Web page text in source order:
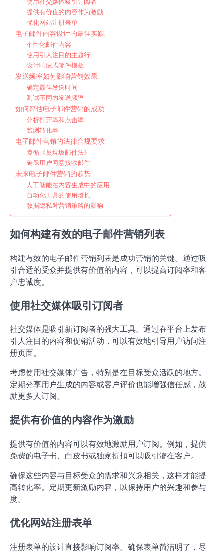
使用社交媒体吸引订阅者
提供有价值的内容作为激励
优化网站注册表单
电子邮件内容设计的最佳实践
个性化邮件内容
使用引人注目的主题行
设计响应式邮件模板
发送频率如何影响营销效果
确定最佳发送时间
测试不同的发送频率
如何评估电子邮件营销的成功
分析打开率和点击率
监测转化率
电子邮件营销的法律合规要求
遵循《反垃圾邮件法》
确保用户同意接收邮件
未来电子邮件营销的趋势
人工智能在内容生成中的应用
自动化工具的使用增长
数据隐私对营销策略的影响
如何构建有效的电子邮件营销列表
构建有效的电子邮件营销列表是成功营销的关键。通过吸
引合适的受众并提供有价值的内容，可以提高订阅率和客
户忠诚度。
使用社交媒体吸引订阅者
社交媒体是吸引新订阅者的强大工具。通过在平台上发布
引人注目的内容和促销活动，可以有效地引导用户访问注
册页面。
考虑使用社交媒体广告，特别是在目标受众活跃的地方。
定期分享用户生成的内容或客户评价也能增强信任感，鼓
励更多人订阅。
提供有价值的内容作为激励
提供有价值的内容可以有效地激励用户订阅。例如，提供
免费的电子书、白皮书或独家折扣可以吸引潜在客户。
确保这些内容与目标受众的需求和兴趣相关，这样才能提
高转化率。定期更新激励内容，以保持用户的兴趣和参与
度。
优化网站注册表单
注册表单的设计直接影响订阅率。确保表单简洁明了，尽